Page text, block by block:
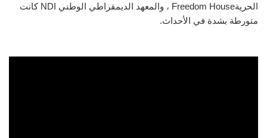
الحريةFreedom House ، والمعهد الديمقراطي الوطني NDI كانت
متورطة بشدة في الأحداث.